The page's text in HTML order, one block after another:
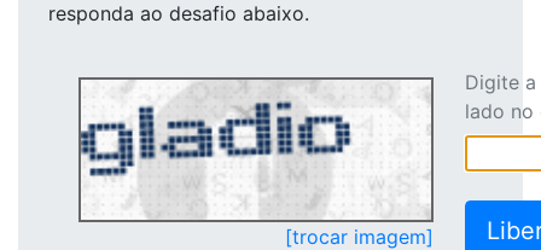
responda ao desafio abaixo.
[trocar imagem]
Digite
lado no